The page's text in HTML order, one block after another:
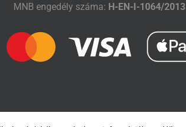
MNB engedély száma: H-EN-I-1064/2013